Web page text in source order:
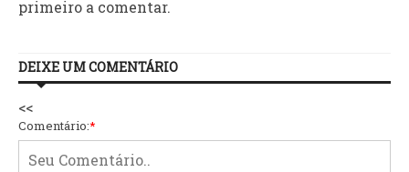
primeiro a comentar.
DEIXE UM COMENTÁRIO
<<
Comentário:*